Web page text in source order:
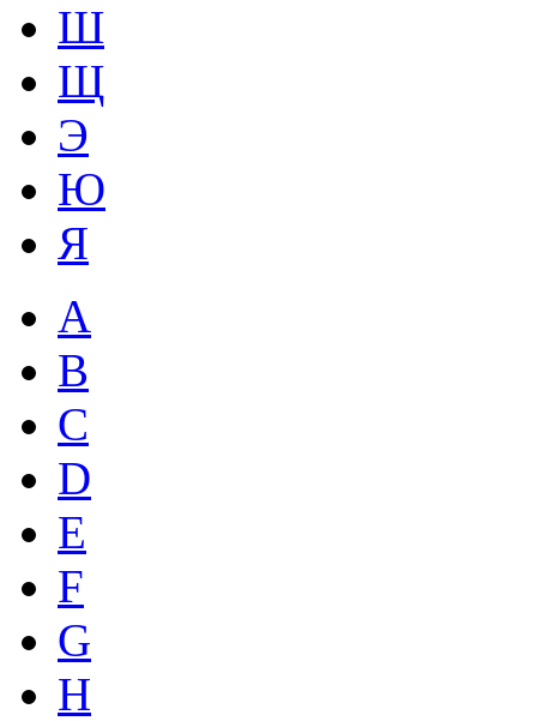
Ш
Щ
Э
Ю
Я
A
B
C
D
E
F
G
H